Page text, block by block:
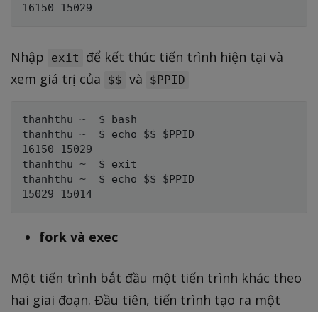
Nhập exit
để kết thúc tiến trình hiện tại và
xem giá trị của
$$ và $PPID
thanhthu ~  $ bash
thanhthu ~  $ echo $$ $PPID
16150 15029
thanhthu ~  $ exit
thanhthu ~  $ echo $$ $PPID
fork và exec
Một tiến trình bắt đầu một tiến trình khác theo
hai giai đoạn. Đầu tiên, tiến trình tạo ra một